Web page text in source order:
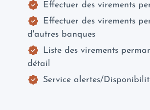
Effectuer des virements
Effectuer des virements
d'autres banques
Liste des virements
détail
Service alertes/